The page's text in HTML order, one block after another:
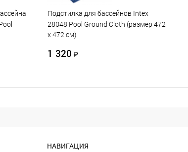
Подстилка для бассейнов Intex
28048 Pool Ground Cloth (размер 472
х 472 см)
1 320 ₽
НАВИГАЦИЯ